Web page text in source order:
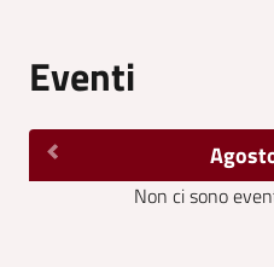
Eventi
Non ci sono